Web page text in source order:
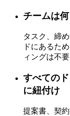
チームは
タスク、締
ドにあるた
ィングは不要
すべての
に紐付け
提案書、契